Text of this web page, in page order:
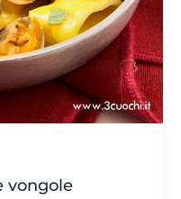
vongole